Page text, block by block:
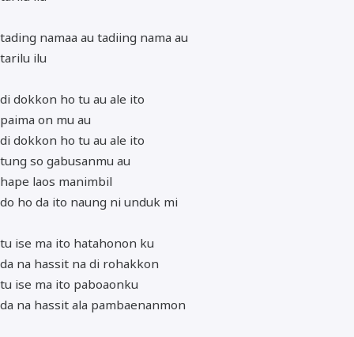
tading namaa au tadiing nama au
tarilu ilu
di dokkon ho tu au ale ito
paima on mu au
di dokkon ho tu au ale ito
tung so gabusanmu au
hape laos manimbil
do ho da ito naung ni unduk mi
tu ise ma ito hatahonon ku
da na hassit na di rohakkon
tu ise ma ito paboaonku
da na hassit ala pambaenanmon